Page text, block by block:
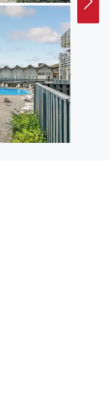
oder
zu den
die ruhige